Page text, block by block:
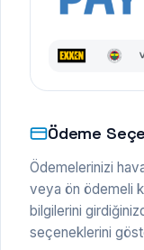
Ödeme
Ödemelerinizi
veya ön ödemeli
bilgilerini
seçeneklerini